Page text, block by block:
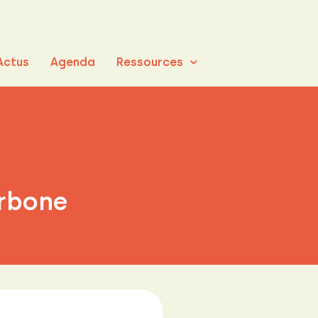
Agenda Ressources